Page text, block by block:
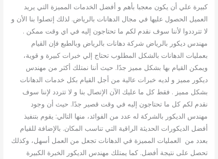
كبيرة علي أن يكون معجبا بأهم و أفضل الخدمات المميزة التي يريد
العميل الحصول عليها في مجال الدهانات بالرياض. لذلك إتصلوا بنا الأن و
لا تترددوا لأننا سوف نقدم لكم ما تحتاجون إليه في اي وقت ممكن .
مهندس ديكور بالرياض شركة دهانات بالرياض وبالطبع فإن القيام
بعمليات الدهانات بالشكل المطلوب تحتاج إلي خبرات كبيرة و قوية،
ويمكن القيام بها بشكل مميز جدًا. حيث أننا نمتلك أكثر من مهندس
ديكور مميز و لديه خبرات عالية من أجل القيام بكل خدمات الدهانات
بشكل مميز . فقط كل ما عليك الآن الإتصال بنا و لا تتردد لإننا سوف
نقدم لكم كل ما تحتاجون إليه في وقت قصير جدًا. حيث أن وجود
مهندس الديكور بالشركة له عدد من الفوائد، منها التالي: يقوم بتنفيذ
أفضل الديكورات الحديثة الراقية التي تناسب المكان. بالإضافة للقيام
بعدد من العمليات المميزة في الدهانات تجعل من العمل أسهل، وكذلك
تحصل على نتيجة أفضل. كما يمتلك مهندس الديكور الخبرة الكبيرة